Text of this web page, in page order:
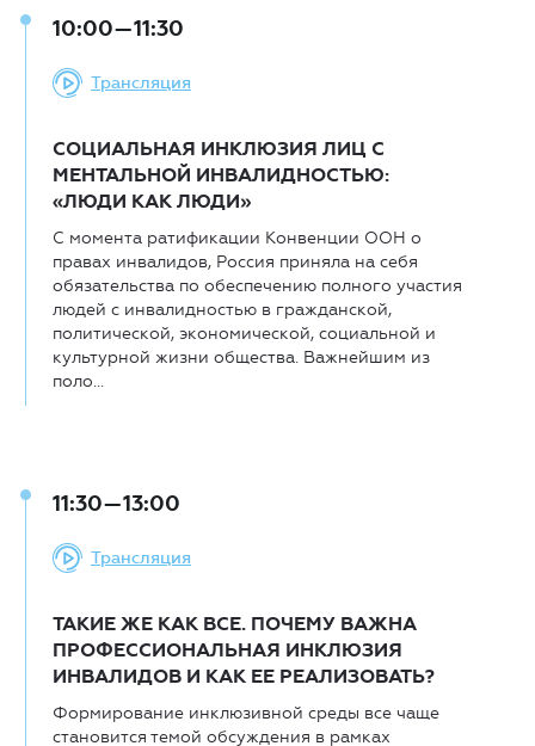
10:00—11:30
Трансляция
СОЦИАЛЬНАЯ ИНКЛЮЗИЯ ЛИЦ С
МЕНТАЛЬНОЙ ИНВАЛИДНОСТЬЮ:
«ЛЮДИ КАК ЛЮДИ»
С момента ратификации Конвенции ООН о
правах инвалидов, Россия приняла на себя
обязательства по обеспечению полного участия
людей с инвалидностью в гражданской,
политической, экономической, социальной и
культурной жизни общества. Важнейшим из
поло...
11:30—13:00
Трансляция
ТАКИЕ ЖЕ КАК ВСЕ. ПОЧЕМУ ВАЖНА
ПРОФЕССИОНАЛЬНАЯ ИНКЛЮЗИЯ
ИНВАЛИДОВ И КАК ЕЕ РЕАЛИЗОВАТЬ?
Формирование инклюзивной среды все чаще
становится темой обсуждения в рамках